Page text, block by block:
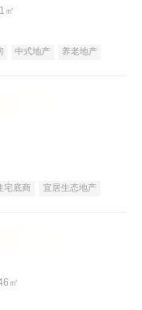
㎡
中式地产 养老地产
宅底商
宜居生态地产
㎡